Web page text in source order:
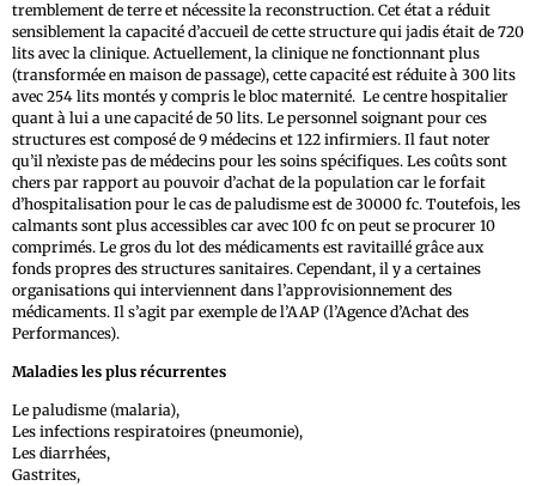
tremblement de terre et nécessite la reconstruction. Cet état a réduit
sensiblement la capacité d’accueil de cette structure qui jadis était de 720
lits avec la clinique. Actuellement, la clinique ne fonctionnant plus
(transformée en maison de passage), cette capacité est réduite à 300 lits
avec 254 lits montés y compris le bloc maternité. Le centre hospitalier
quant à lui a une capacité de 50 lits. Le personnel soignant pour ces
structures est composé de 9 médecins et 122 infirmiers. Il faut noter
qu’il n’existe pas de médecins pour les soins spécifiques. Les coûts sont
chers par rapport au pouvoir d’achat de la population car le forfait
d’hospitalisation pour le cas de paludisme est de 30000 fc. Toutefois, les
calmants sont plus accessibles car avec 100 fc on peut se procurer 10
comprimés. Le gros du lot des médicaments est ravitaillé grâce aux
fonds propres des structures sanitaires. Cependant, il y a certaines
organisations qui interviennent dans l’approvisionnement des
médicaments. Il s’agit par exemple de l’AAP (l’Agence d’Achat des
Performances).
Maladies les plus récurrentes
Le paludisme (malaria),
Les infections respiratoires (pneumonie),
Les diarrhées,
Gastrites,